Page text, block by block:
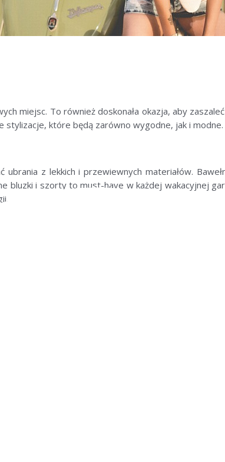
miejsc. To również doskonała okazja, aby
które będą zarówno wygodne, jak i modne.
z lekkich i przewiewnych materiałów.
bluzki i szorty to must-have w każdej wakacyjnej
looku nie może zabraknąć kapelusza,
Wybieraj torby plażowe, które pomieszczą
jest kluczowe. Sandały, espadryle czy sneakersy
w klapki, które sprawdzą się zarówno
i wyrażać swój styl. Wybieraj lekkie materiały,
jest, aby cieszyć się latem i każdą chwilą